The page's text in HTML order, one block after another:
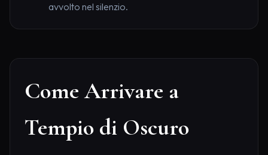
avvolto nel silenzio.
Come Arrivare a
Tempio di Oscuro